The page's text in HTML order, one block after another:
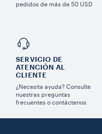
pedidos de más de 50 USD
SERVICIO DE
ATENCIÓN AL
CLIENTE
¿Necesita ayuda? Consulte
nuestras preguntas
frecuentes o contáctenos